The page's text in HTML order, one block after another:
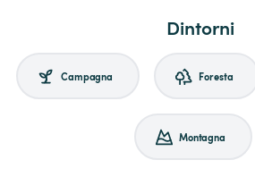
Dintorni
Campagna Foresta
Montagna